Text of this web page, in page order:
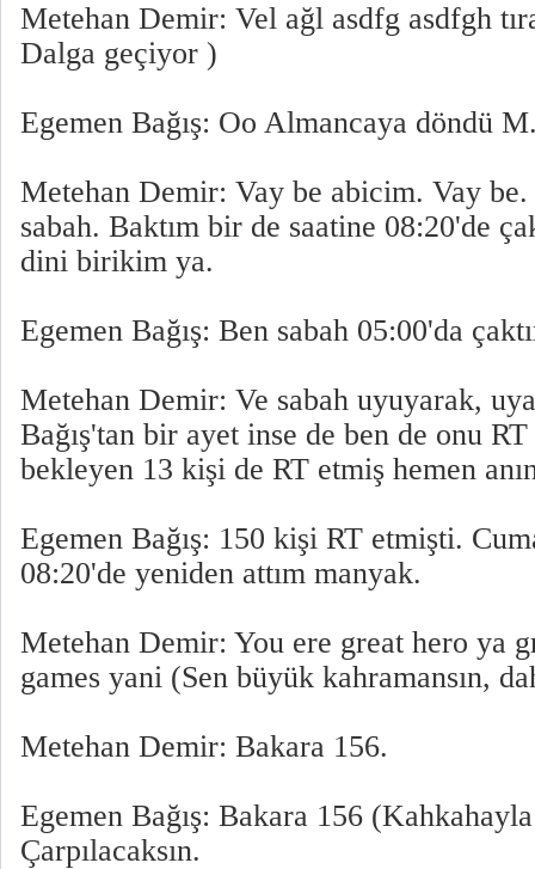
Metehan Demir: Vel ağl asdfg asdfgh
Dalga geçiyor )
Egemen Bağış: Oo Almancaya döndü
Metehan Demir: Vay be abicim. Vay be.
sabah. Baktım bir de saatine 08:20'de
dini birikim ya.
Egemen Bağış: Ben sabah 05:00'da
Metehan Demir: Ve sabah uyuyarak,
Bağış'tan bir ayet inse de ben de onu
bekleyen 13 kişi de RT etmiş hemen
Egemen Bağış: 150 kişi RT etmişti.
08:20'de yeniden attım manyak.
Metehan Demir: You ere great hero ya
games yani (Sen büyük kahramansın,
Metehan Demir: Bakara 156.
Egemen Bağış: Bakara 156
Çarpılacaksın.